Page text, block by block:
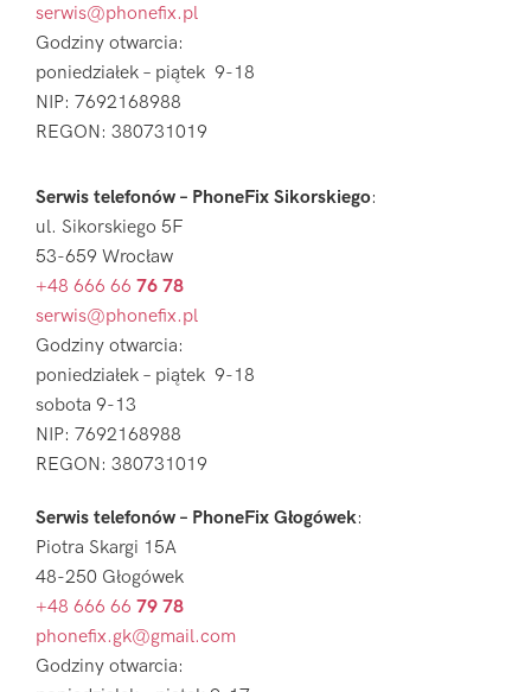
serwis@phonefix.pl
Godziny otwarcia:
poniedziałek – piątek 9-18
NIP: 7692168988
REGON: 380731019
Serwis telefonów – PhoneFix Sikorskiego:
ul. Sikorskiego 5F
53-659 Wrocław
+48 666 66 76 78
serwis@phonefix.pl
Godziny otwarcia:
poniedziałek – piątek 9-18
sobota 9-13
NIP: 7692168988
REGON: 380731019
Serwis telefonów – PhoneFix Głogówek:
Piotra Skargi 15A
48-250 Głogówek
+48 666 66 79 78
phonefix.gk@gmail.com
Godziny otwarcia: